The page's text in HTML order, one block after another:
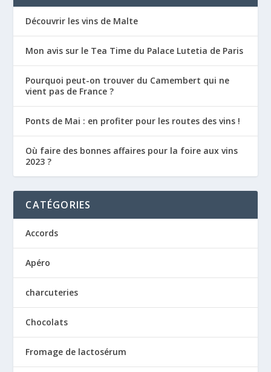
Découvrir les vins de Malte
Mon avis sur le Tea Time du Palace Lutetia de Paris
Pourquoi peut-on trouver du Camembert qui ne
vient pas de France ?
Ponts de Mai : en profiter pour les routes des vins !
Où faire des bonnes affaires pour la foire aux vins
2023 ?
CATÉGORIES
Accords
Apéro
charcuteries
Chocolats
Fromage de lactosérum